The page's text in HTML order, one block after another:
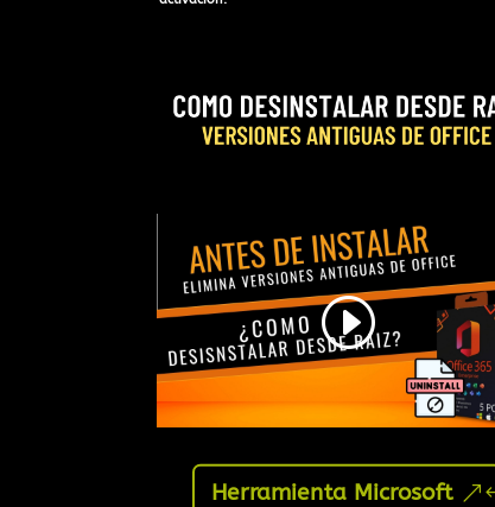
Herramienta Microsoft